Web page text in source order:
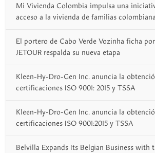
Mi Vivienda Colombia impulsa una
acceso a la vivienda de familias
El portero de Cabo Verde Vozinha ficha
JETOUR respalda su nueva etapa
Kleen-Hy-Dro-Gen Inc. anuncia la
certificaciones ISO 9001: 2015 y TSSA
Kleen-Hy-Dro-Gen Inc. anuncia la
certificaciones ISO 9001:2015 y TSSA
Belvilla Expands Its Belgian Business with